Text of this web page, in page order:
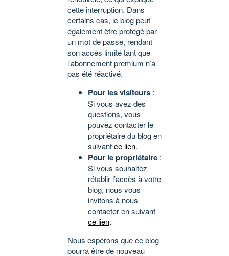
cette interruption. Dans
certains cas, le blog peut
également être protégé par
un mot de passe, rendant
son accès limité tant que
l’abonnement premium n’a
pas été réactivé.
Pour les visiteurs :
Si vous avez des
questions, vous
pouvez contacter le
propriétaire du blog en
suivantce lien.
Pour le propriétaire :
Si vous souhaitez
rétablir l’accès à votre
blog, nous vous
invitons à nous
contacter en suivant
ce lien.
Nous espérons que ce blog
pourra être de nouveau